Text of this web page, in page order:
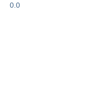
0.0